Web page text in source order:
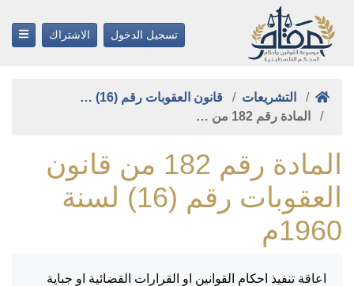
تسجيل الدخول الاشتراك
التشريعات
قانون العقوبات رقم (16) …
المادة رقم 182 من …
المادة رقم 182 من قانون
العقوبات رقم (16) لسنة
1960م
اعاقة تنفيذ احكام القوانين او القرارات القضائية او جباية